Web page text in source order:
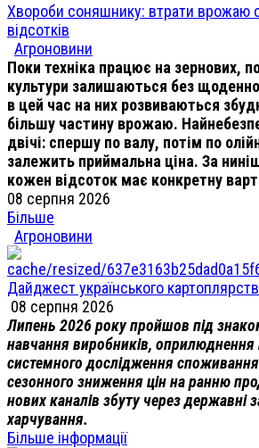
Хвороби соняшнику: втрати врожаю
відсотків
Агроновини
Поки техніка працює на зернових,
культури залишаються без
в цей час на них розвиваються
більшу частину врожаю.
двічі: спершу по валу, потім по
залежить приймальна ціна. За
кожен відсоток має конкретну
08 серпня 2026
Більше
Агроновини
Дайджест українського
08 серпня 2026
Липень 2026 року пройшов під
навчання виробників, оприлюднення
системного дослідження споживання
сезонного зниження цін на ранню
нових каналів збуту через державні
харчування.
Більше інформації